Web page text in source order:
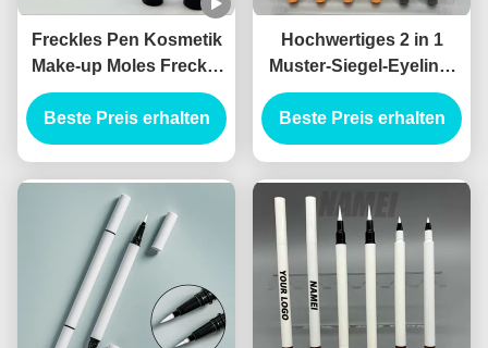
Freckles Pen Kosmetik
Make-up Moles Freckle
Pen Custom Logo OEM
Großhandel Freckle Pen
Behälter
Beste Preis erhalten
Hochwertiges 2 in 1
Muster-Siegel-Eyeliner
Flüssiges Eyeliner
Kosmetisches Eyeliner
Verpackung Canthus
Beste Preis erhalten